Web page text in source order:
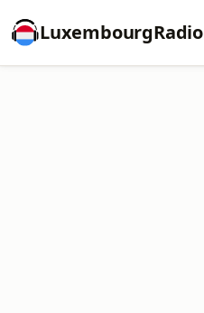
LuxembourgRadio